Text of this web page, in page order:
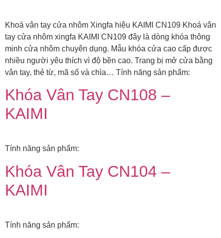
Khoá vân tay cửa nhôm Xingfa hiệu KAIMI CN109 Khoá vân
tay cửa nhôm xingfa KAIMI CN109 đây là dòng khóa thông
minh cửa nhôm chuyên dụng. Mẫu khóa cửa cao cấp được
nhiều người yêu thích vì độ bền cao. Trang bị mở cửa bằng
vân tay, thẻ từ, mã số và chìa… Tính năng sản phẩm:
Khóa Vân Tay CN108 –
KAIMI
Tính năng sản phẩm:
Khóa Vân Tay CN104 –
KAIMI
Tính năng sản phẩm: